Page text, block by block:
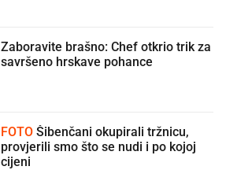
Zaboravite brašno: Chef otkrio trik za
savršeno hrskave pohance
FOTO
provjerili smo što se nudi i po kojoj
cijeni